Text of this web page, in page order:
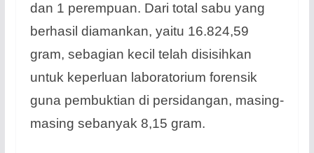
dan 1 perempuan. Dari total sabu yang
berhasil diamankan, yaitu 16.824,59
gram, sebagian kecil telah disisihkan
untuk keperluan laboratorium forensik
guna pembuktian di persidangan, masing-
masing sebanyak 8,15 gram.